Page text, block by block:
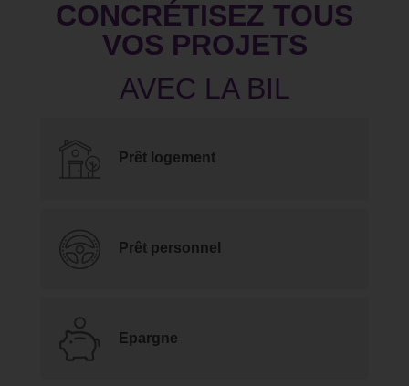
CONCRÉTISEZ TOUS
VOS PROJETS
Prêt logement
Prêt personnel
Epargne